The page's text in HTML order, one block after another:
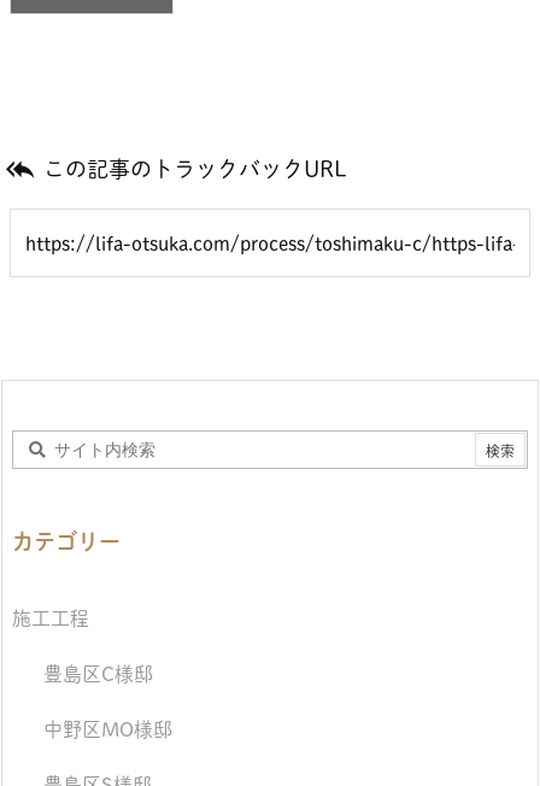
 この記事のトラックバックURL
カテゴリー
施工工程
豊島区C様邸
中野区MO様邸